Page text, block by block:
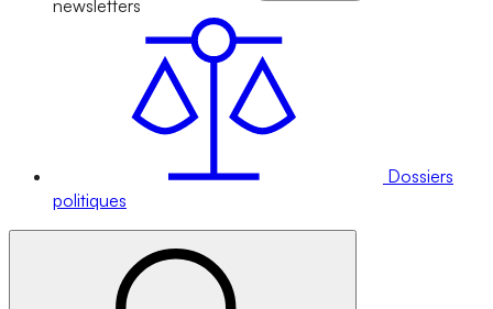
newsletters
Dossiers
politiques